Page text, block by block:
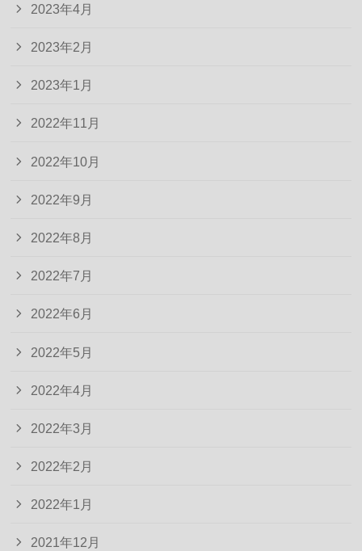
2023年4月
2023年2月
2023年1月
2022年11月
2022年10月
2022年9月
2022年8月
2022年7月
2022年6月
2022年5月
2022年4月
2022年3月
2022年2月
2022年1月
2021年12月